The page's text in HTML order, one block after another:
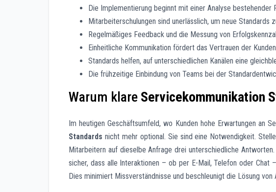
Die Implementierung beginnt mit einer Analyse
Mitarbeiterschulungen sind unerlässlich, um neue Standards
Regelmäßiges Feedback und die Messung von
Einheitliche Kommunikation fördert das Vertrauen der
Standards helfen, auf unterschiedlichen Kanälen eine
Die frühzeitige Einbindung von Teams bei der
Warum klare Servicekommunikation
Im heutigen Geschäftsumfeld, wo Kunden hohe Erwartungen an
Standards nicht mehr optional. Sie sind eine Notwendigkeit.
Mitarbeitern auf dieselbe Anfrage drei unterschiedliche
sicher, dass alle Interaktionen – ob per E-Mail, Telefon oder Chat
Dies minimiert Missverständnisse und beschleunigt die Lösung von